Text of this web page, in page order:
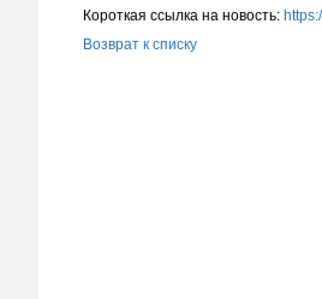
Короткая ссылка на новость:
Возврат к списку